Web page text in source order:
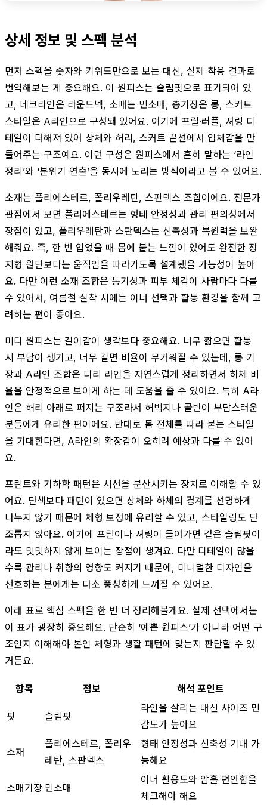
상세 정보 및 스펙 분석
먼저 스펙을 숫자와 키워드만으로 보는 대신, 실제 착용 결과로
번역해보는 게 중요해요. 이 원피스는 슬림핏으로 표기되어 있
고, 네크라인은 라운드넥, 소매는 민소매, 총기장은 롱, 스커트
스타일은 A라인으로 구성돼 있어요. 여기에 프릴·러플, 셔링 디
테일이 더해져 있어 상체와 허리, 스커트 끝선에서 입체감을 만
들어주는 구조예요. 이런 구성은 원피스에서 흔히 말하는 ‘라인
정리’와 ‘분위기 연출’을 동시에 노리는 방식이라고 볼 수 있어요.
소재는 폴리에스테르, 폴리우레탄, 스판덱스 조합이에요. 전문가
관점에서 보면 폴리에스테르는 형태 안정성과 관리 편의성에서
장점이 있고, 폴리우레탄과 스판덱스는 신축성과 복원력을 보완
해줘요. 즉, 한 번 입었을 때 몸에 붙는 느낌이 있어도 완전한 정
지형 원단보다는 움직임을 따라가도록 설계됐을 가능성이 높아
요. 다만 이런 소재 조합은 통기성과 피부 체감이 사람마다 다를
수 있어서, 여름철 실착 시에는 이너 선택과 활동 환경을 함께 고
려하는 편이 좋아요.
미디 원피스는 길이감이 생각보다 중요해요. 너무 짧으면 활동
시 부담이 생기고, 너무 길면 비율이 무거워질 수 있는데, 롱 기
장과 A라인 조합은 다리 라인을 자연스럽게 정리하면서 하체 비
율을 안정적으로 보이게 하는 데 도움을 줄 수 있어요. 특히 A라
인은 허리 아래로 퍼지는 구조라서 허벅지나 골반이 부담스러운
분들에게 유리한 편이에요. 반대로 몸 전체를 따라 붙는 스타일
을 기대한다면, A라인의 확장감이 오히려 예상과 다를 수 있어
요.
프린트와 기하학 패턴은 시선을 분산시키는 장치로 이해할 수 있
어요. 단색보다 패턴이 있으면 상체와 하체의 경계를 선명하게
나누지 않기 때문에 체형 보정에 유리할 수 있고, 스타일링도 단
조롭지 않아요. 여기에 프릴이나 셔링이 들어가면 같은 슬림핏이
라도 밋밋하지 않게 보이는 장점이 생겨요. 다만 디테일이 많을
수록 관리나 취향의 영향도 커지기 때문에, 미니멀한 디자인을
선호하는 분에게는 다소 풍성하게 느껴질 수 있어요.
아래 표로 핵심 스펙을 한 번 더 정리해볼게요. 실제 선택에서는
이 표가 굉장히 중요해요. 단순히 ‘예쁜 원피스’가 아니라 어떤 구
조인지 이해해야 본인 체형과 생활 패턴에 맞는지 판단할 수 있
거든요.
항목 정보 해석 포인트
핏 슬림핏
라인을 살리는 대신 사이즈 민
감도가 높아요
소재
폴리에스테르, 폴리우
레탄, 스판덱스
형태 안정성과 신축성 기대 가
능해요
소매기장 민소매
이너 활용도와 암홀 편안함을
체크해야 해요